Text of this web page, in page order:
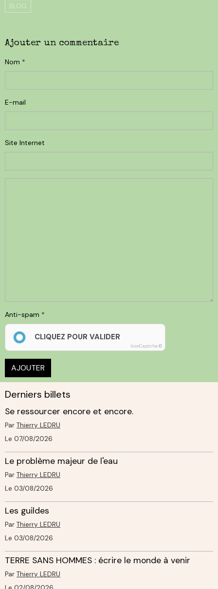
BLOG
Ajouter un commentaire
Nom
E-mail
Site Internet
Anti-spam
CLIQUEZ POUR VALIDER
IconCaptcha ©
AJOUTER
Derniers billets
Se ressourcer encore et encore.
Par Thierry LEDRU
Le 07/08/2026
Le problème majeur de l'eau
Par Thierry LEDRU
Le 03/08/2026
Les guildes
Par Thierry LEDRU
Le 03/08/2026
TERRE SANS HOMMES : écrire le monde à venir
Par Thierry LEDRU